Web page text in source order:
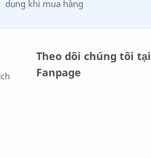
dụng khi mua hàng
Theo dõi chúng tôi tại
Fanpage